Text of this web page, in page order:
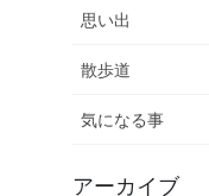
思い出
散歩道
気になる事
アーカイブ